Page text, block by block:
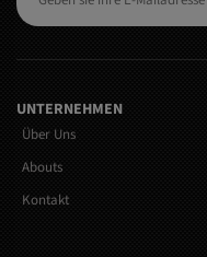
UNTERNEHMEN
Über Uns
Abouts
Kontakt